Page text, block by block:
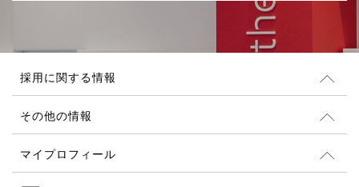
採用に関する情報
採用情報
採用情報
その他の情報
Glassdoor レビュー(英語)
サステナビリティと社会貢献
マイプロフィール
ログイン